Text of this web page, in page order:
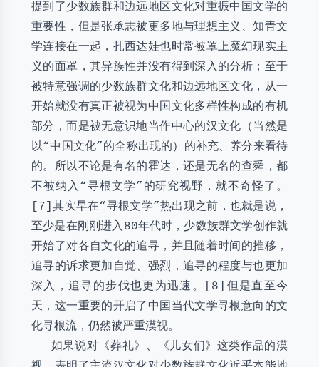
提到了少数族群和边远地区文化对重振中国文学的
重要性，但是张承志被更多地与理想主义、知青文
学连接在一起，扎西达娃也时常被罩上魔幻现实主
义的面罩，其异族性并没有得到深入的分析；至于
被特意强调的少数族群文化和边远地区文化，从一
开始就没有真正被视为中国文化多样性构成的有机
部分，而是被无意识地当作中心的汉文化（当然是
以“中国文化”的全称出现的）的补充、养分来看待
的。所以不论是有名的霍达，还是无名的查舜，都
不被纳入“寻根文学”的研究视野，就不奇怪了。
[7]其实早在“寻根文学”热出现之前，也就是说，
至少是在刚刚进入80年代时，少数族群文学创作就
开始了对各自文化的追寻，并且随着时间的推移，
追寻的诉求更加自觉、强烈，追寻的程度与也更加
深入，追寻的步伐也更为迅速。[8]但是直至今
天，这一重要的开启了中国当代文学寻根意向的文
化寻根流，仍然被严重漠视。
如果说对《葬礼》、《儿女们》这类作品的漠